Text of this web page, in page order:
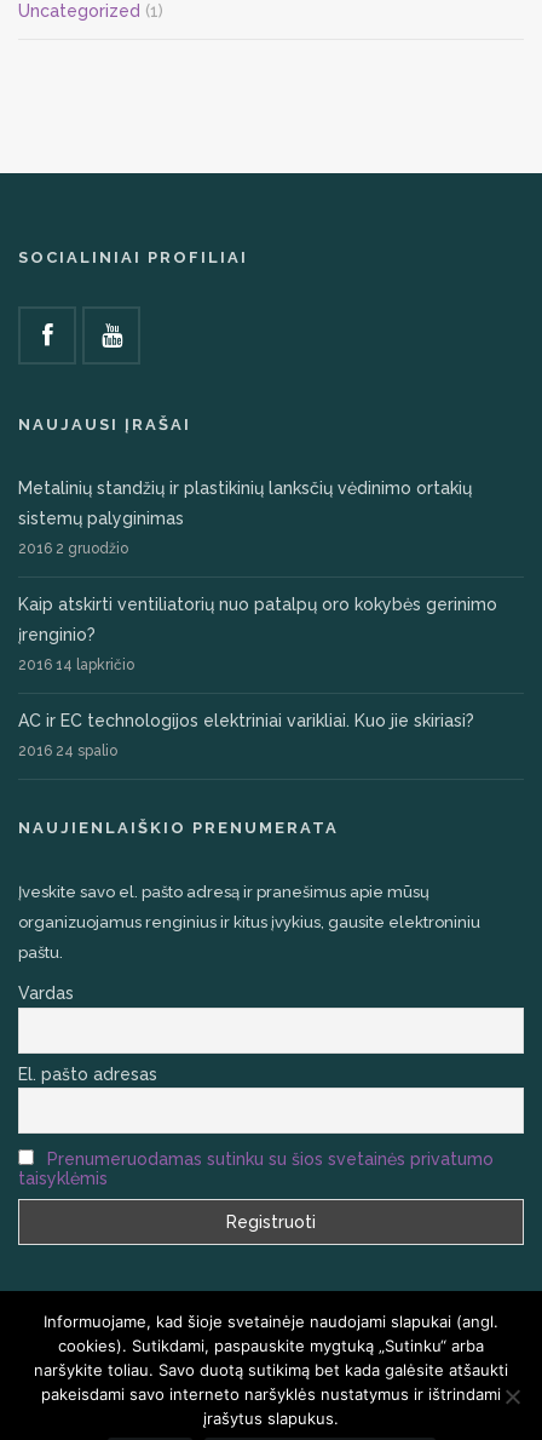
Uncategorized (1)
SOCIALINIAI PROFILIAI
NAUJAUSI ĮRAŠAI
Metalinių standžių ir plastikinių lanksčių vėdinimo ortakių
sistemų palyginimas
2016 2 gruodžio
Kaip atskirti ventiliatorių nuo patalpų oro kokybės gerinimo
įrenginio?
2016 14 lapkričio
AC ir EC technologijos elektriniai varikliai. Kuo jie skiriasi?
2016 24 spalio
NAUJIENLAIŠKIO PRENUMERATA
Įveskite savo el. pašto adresą ir pranešimus apie mūsų
organizuojamus renginius ir kitus įvykius, gausite elektroniniu
paštu.
Vardas
El. pašto adresas
Prenumeruodamas sutinku su šios svetainės privatumo
taisyklėmis
VISOS TEISĖS SAUGOMOSHOMEAIR.LT
KLAUSIMAI IR ATSAKYMAI KONTAKTAI
Informuojame, kad šioje svetainėje naudojami slapukai (angl.
cookies). Sutikdami, paspauskite mygtuką „Sutinku“ arba
naršykite toliau. Savo duotą sutikimą bet kada galėsite atšaukti
pakeisdami savo interneto naršyklės nustatymus ir ištrindami
įrašytus slapukus.